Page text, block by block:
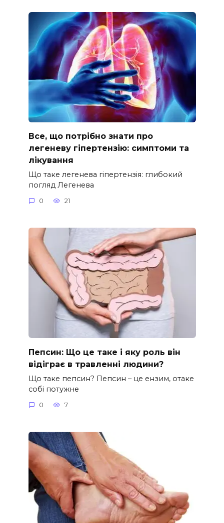
Все, що потрібно знати про
легеневу гіпертензію: симптоми та
лікування
Що таке легенева гіпертензія: глибокий
погляд Легенева
0 21
Пепсин: Що це таке і яку роль він
відіграє в травленні людини?
Що таке пепсин? Пепсин – це ензим, отаке
собі потужне
0 7